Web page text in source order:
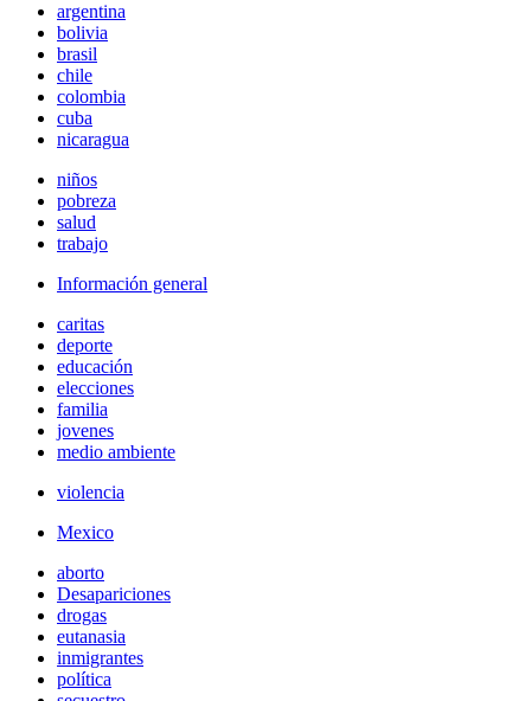
argentina
bolivia
brasil
chile
colombia
cuba
nicaragua
niños
pobreza
salud
trabajo
Información general
caritas
deporte
educación
elecciones
familia
jovenes
medio ambiente
violencia
Mexico
aborto
Desapariciones
drogas
eutanasia
inmigrantes
política